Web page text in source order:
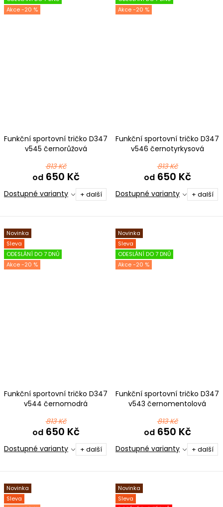
-20 %
Funkční sportovní tričko D347
v545 černorůžová
813 Kč
od650 Kč
Dostupné varianty + další
-20 %
Funkční sportovní tričko D347
v546 černotyrkysová
813 Kč
od650 Kč
Dostupné varianty + další
Novinka
Sleva
ODESLÁNÍ DO 7 DNŮ
-20 %
Funkční sportovní tričko D347
v544 černomodrá
813 Kč
od650 Kč
Dostupné varianty + další
Novinka
Sleva
ODESLÁNÍ DO 7 DNŮ
-20 %
Funkční sportovní tričko D347
v543 černomentolová
813 Kč
od650 Kč
Dostupné varianty + další
Novinka
Sleva
Novinka
Sleva